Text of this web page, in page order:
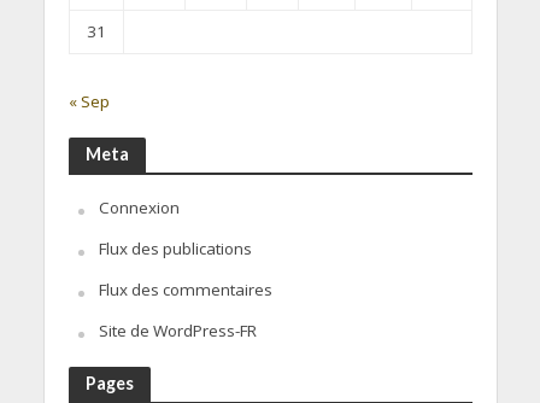
31
« Sep
Meta
Connexion
Flux des publications
Flux des commentaires
Site de WordPress-FR
Pages